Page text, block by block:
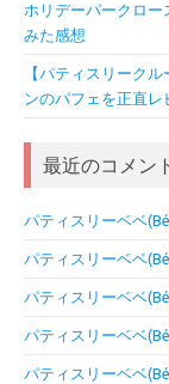
ホリデーパークロ
みた感想
【パティスリーク
ンのパフェを正直レ
最近のコメン
パティスリーベベ
パティスリーベベ
パティスリーベベ
パティスリーベベ
パティスリーベベ